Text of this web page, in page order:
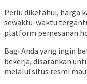
Perlu diketahui, harga
sewaktu-waktu
platform pemesanan
Bagi Anda yang ingin
bekerja, disarankan
melalui situs resmi